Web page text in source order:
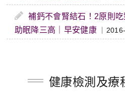
補鈣不會腎結石！2原則
助眠降三高｜早安健康
｜
健康檢測及療